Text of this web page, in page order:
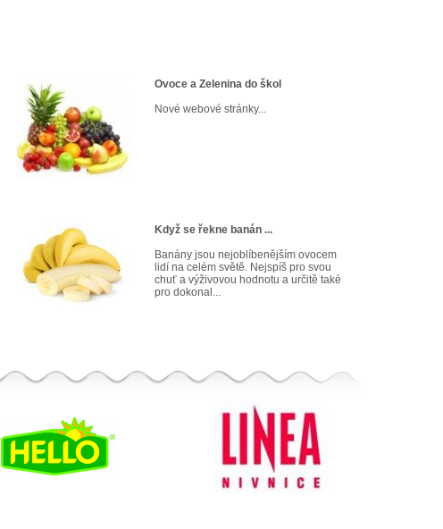
Ovoce a Zelenina do škol
Nové webové stránky...
Když se řekne banán ...
Banány jsou nejoblíbenějším ovocem
lidí na celém světě. Nejspíš pro svou
chuť a výživovou hodnotu a určitě také
pro dokonal...